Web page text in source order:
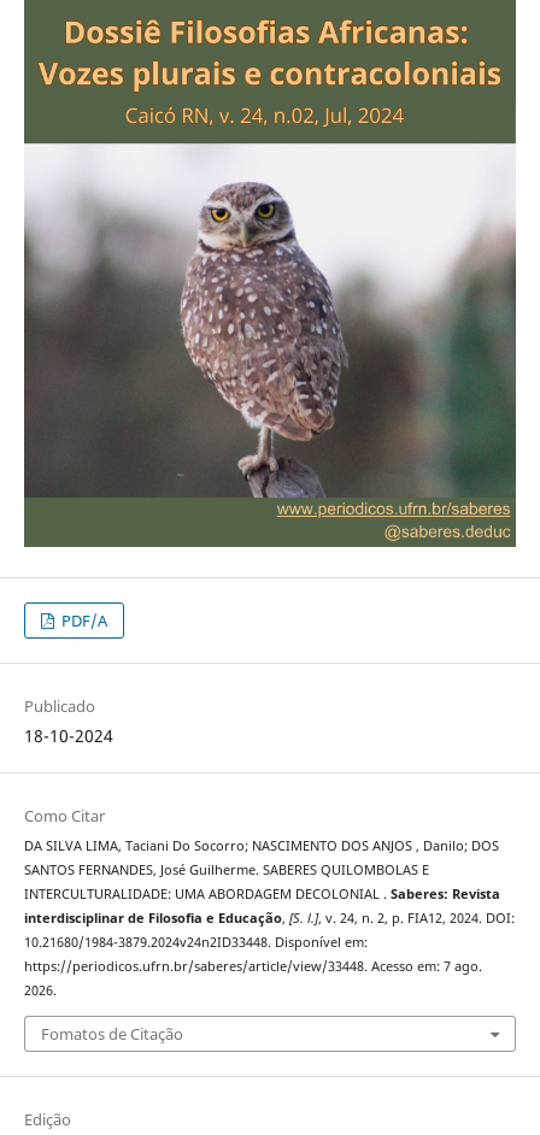
PDF/A
Publicado
18-10-2024
Como Citar
DA SILVA LIMA, Taciani Do Socorro; NASCIMENTO DOS ANJOS , Danilo; DOS
SANTOS FERNANDES, José Guilherme. SABERES QUILOMBOLAS E
INTERCULTURALIDADE: UMA ABORDAGEM DECOLONIAL . Saberes: Revista
interdisciplinar de Filosofia e Educação, [S. l.], v. 24, n. 2, p. FIA12, 2024. DOI:
10.21680/1984-3879.2024v24n2ID33448. Disponível em:
https://periodicos.ufrn.br/saberes/article/view/33448. Acesso em: 7 ago.
2026.
Fomatos de Citação
Edição